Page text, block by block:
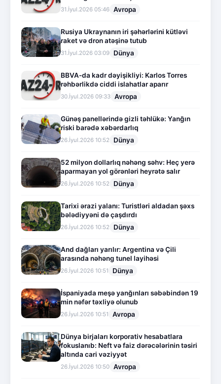
31.İyul.2026 05:46 Avropa
Rusiya Ukraynanın iri şəhərlərini kütləvi
raket və dron atəşinə tutub
31.İyul.2026 03:09 Dünya
BBVA-da kadr dəyişikliyi: Karlos Torres
rəhbərlikdə ciddi islahatlar aparır
30.İyul.2026 09:33 Avropa
Günəş panellərində gizli təhlükə: Yanğın
riski barədə xəbərdarlıq
26.İyul.2026 10:52 Dünya
52 milyon dollarlıq nəhəng səhv: Heç yerə
aparmayan yol görənləri heyrətə salır
26.İyul.2026 10:52 Dünya
Tarixi ərazi yalanı: Turistləri aldadan şəxs
bələdiyyəni də çaşdırdı
26.İyul.2026 10:52 Dünya
And dağları yarılır: Argentina və Çili
arasında nəhəng tunel layihəsi
26.İyul.2026 10:51 Dünya
İspaniyada meşə yanğınları səbəbindən 19
min nəfər təxliyə olunub
26.İyul.2026 10:51 Avropa
Dünya birjaları korporativ hesabatlara
fokuslanıb: Neft və faiz dərəcələrinin təsiri
altında cari vəziyyət
26.İyul.2026 10:50 Avropa